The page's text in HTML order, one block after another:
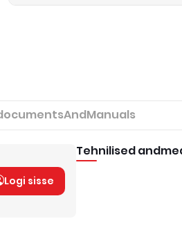
Logi sisse
Tehnilised